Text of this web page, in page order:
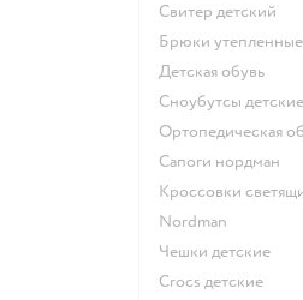
Свитер детский
Брюки
Детская обувь
Сноубутсы детские
Ортопедическая
Сапоги нордман
Кроссовки
Nordman
Чешки детские
Crocs детские